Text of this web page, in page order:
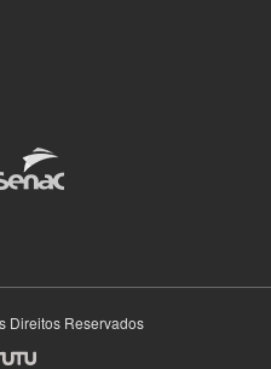
Direitos Reservados